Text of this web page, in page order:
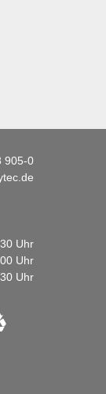
905-0
Uhr
Uhr
Uhr